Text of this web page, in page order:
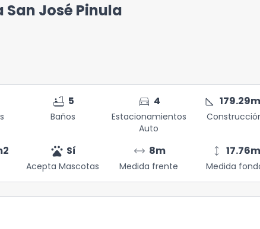
José Pinula
bathtub 5
Baños
directions_car 4
Estacionamientos
Auto
square_foot 179.29
pets Sí
Acepta Mascotas
arrow_range 8m
Medida frente
height 17.76m
Medida